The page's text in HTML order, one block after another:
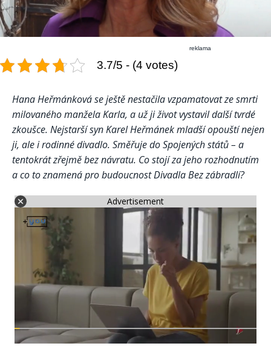
reklama
3.7/5 - (4 votes)
Hana Heřmánková se ještě nestačila vzpamatovat ze smrti
milovaného manžela Karla, a už ji život vystavil další tvrdé
zkoušce. Nejstarší syn Karel Heřmánek mladší opouští nejen
ji, ale i rodinné divadlo. Směřuje do Spojených států – a
tentokrát zřejmě bez návratu. Co stojí za jeho rozhodnutím
a co to znamená pro budoucnost Divadla Bez zábradlí?
Advertisement